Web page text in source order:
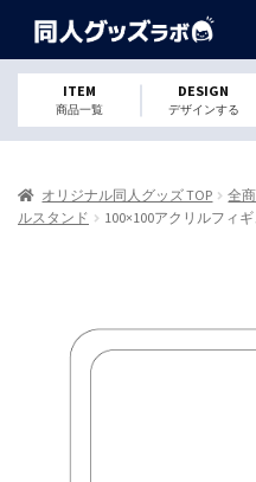
ITEM
商品一覧
DESIGN
デザインする
オリジナル同人グッズ TOP 全
ルスタンド
100×100アクリルフィ